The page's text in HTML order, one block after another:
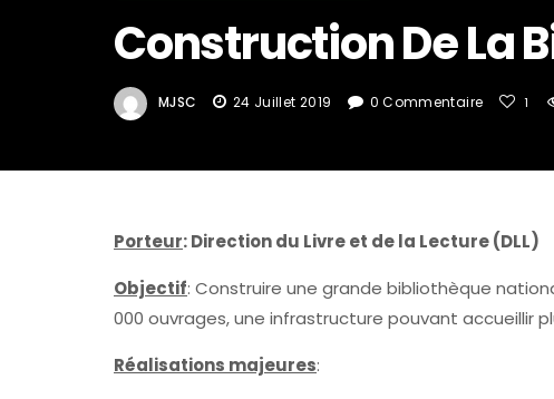
Construction De La
MJSC 24 Juillet 2019 0 Commentaire 1
Porteur: Direction du Livre et de la Lecture (DLL)
Objectif: Construire une grande bibliothèque
000 ouvrages, une infrastructure pouvant accueillir
Réalisations majeures: